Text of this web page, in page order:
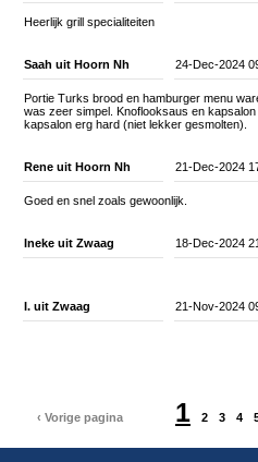
Heerlijk grill specialiteiten
Saah uit Hoorn Nh 24-Dec-2024
Portie Turks brood en hamburger menu
was zeer simpel. Knoflooksaus en
kapsalon erg hard (niet lekker gesmolten).
Rene uit Hoorn Nh 21-Dec-2024
Goed en snel zoals gewoonlijk.
Ineke uit Zwaag 18-Dec-2024
I. uit Zwaag 21-Nov-2024
‹ Vorige pagina 1 2 3 4